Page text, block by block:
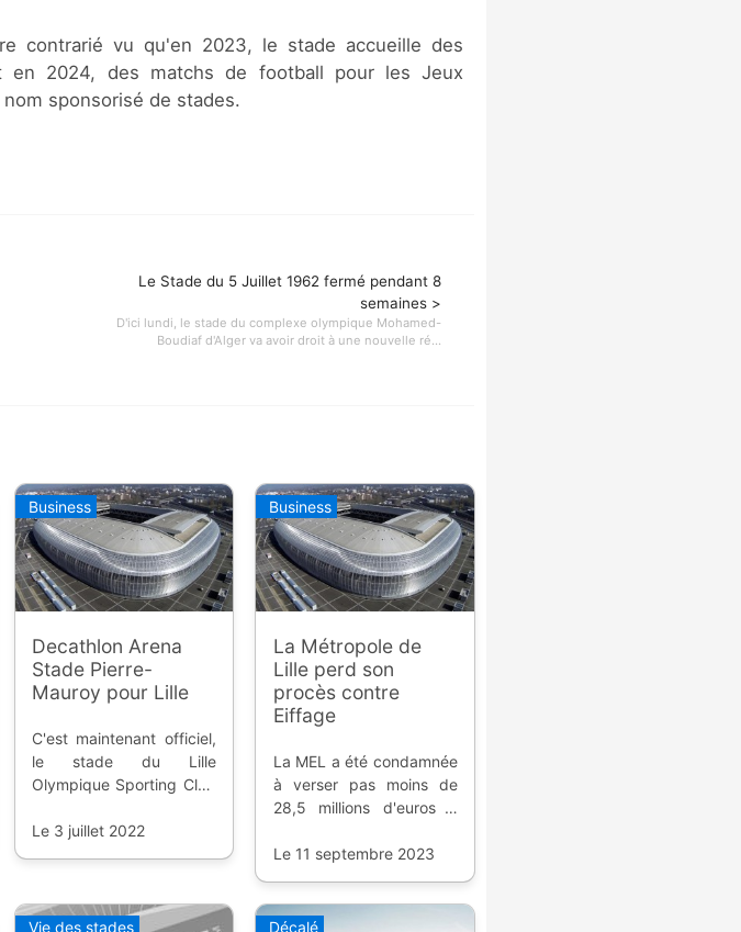
contrarié vu qu'en 2023, le stade accueille des
2024, des matchs de football pour les Jeux
sponsorisé de stades.
Le Stade du 5 Juillet 1962 fermé pendant 8
semaines >
D'ici lundi, le stade du complexe olympique Mohamed-
Boudiaf d'Alger va avoir droit à une nouvelle ré...
Business
Decathlon Arena
Stade Pierre-
Mauroy pour Lille
C'est maintenant officiel,
le stade du Lille
Olympique Sporting Club
l'équipementier sportif
Le 3 juillet 2022
Business
La Métropole de
Lille perd son
procès contre
Eiffage
La MEL a été condamnée
à verser pas moins de
28,5 millions d'euros à
charge de la construction
Le 11 septembre 2023
Vie des stades Décalé